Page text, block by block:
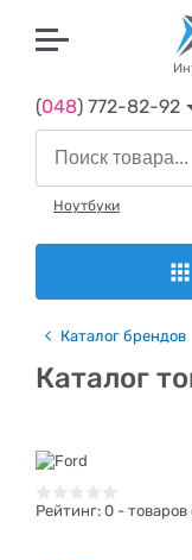
(048) 772-82-92
Ноутбуки
Каталог брендов
Каталог
Рейтинг: 0 -